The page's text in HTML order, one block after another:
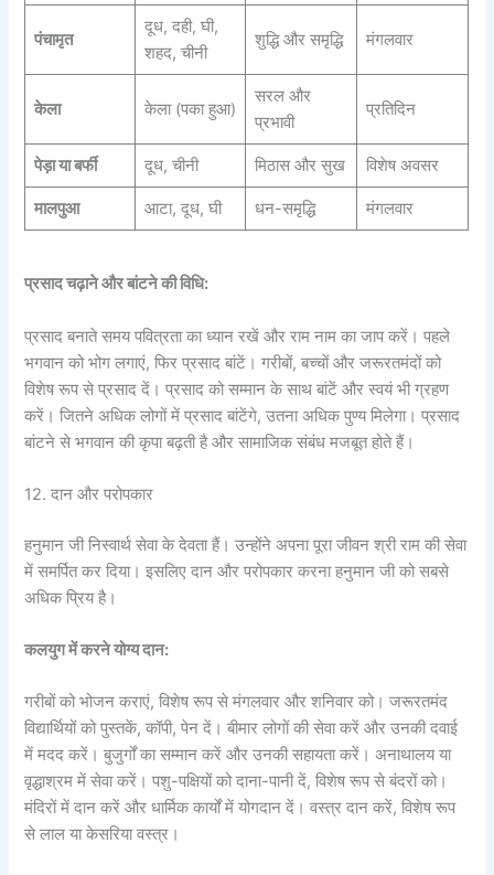
पंचामृत
दूध, दही, घी,
शहद, चीनी
शुद्धि और समृद्धि मंगलवार
केला केला (पका हुआ)
सरल और
प्रभावी
प्रतिदिन
पेड़ा या बर्फी दूध, चीनी मिठास और सुख विशेष अवसर
मालपुआ आटा, दूध, घी धन-समृद्धि मंगलवार
प्रसाद चढ़ाने और बांटने की विधि:
प्रसाद बनाते समय पवित्रता का ध्यान रखें और राम नाम का जाप करें। पहले
भगवान को भोग लगाएं, फिर प्रसाद बांटें। गरीबों, बच्चों और जरूरतमंदों को
विशेष रूप से प्रसाद दें। प्रसाद को सम्मान के साथ बांटें और स्वयं भी ग्रहण
करें। जितने अधिक लोगों में प्रसाद बांटेंगे, उतना अधिक पुण्य मिलेगा। प्रसाद
बांटने से भगवान की कृपा बढ़ती है और सामाजिक संबंध मजबूत होते हैं।
12. दान और परोपकार
हनुमान जी निस्वार्थ सेवा के देवता हैं। उन्होंने अपना पूरा जीवन श्री राम की सेवा
में समर्पित कर दिया। इसलिए दान और परोपकार करना हनुमान जी को सबसे
अधिक प्रिय है।
कलयुग में करने योग्य दान:
गरीबों को भोजन कराएं, विशेष रूप से मंगलवार और शनिवार को। जरूरतमंद
विद्यार्थियों को पुस्तकें, कॉपी, पेन दें। बीमार लोगों की सेवा करें और उनकी दवाई
में मदद करें। बुजुर्गों का सम्मान करें और उनकी सहायता करें। अनाथालय या
वृद्धाश्रम में सेवा करें। पशु-पक्षियों को दाना-पानी दें, विशेष रूप से बंदरों को।
मंदिरों में दान करें और धार्मिक कार्यों में योगदान दें। वस्त्र दान करें, विशेष रूप
से लाल या केसरिया वस्त्र।